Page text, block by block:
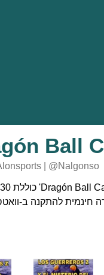
Ball
חינמית להתקנה ב-